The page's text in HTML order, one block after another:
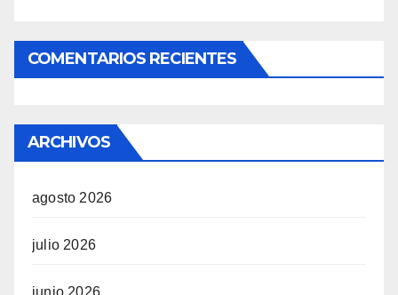
COMENTARIOS RECIENTES
ARCHIVOS
agosto 2026
julio 2026